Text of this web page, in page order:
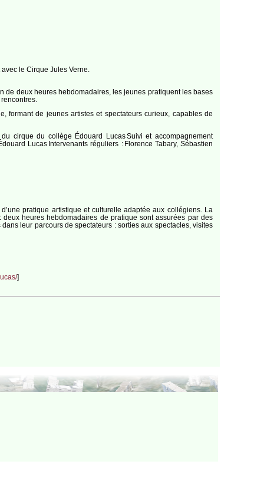
le Cirque Jules Verne.
de deux heures hebdomadaires, les jeunes pratiquent les bases
formant de jeunes artistes et spectateurs curieux, capables de
cirque du collège Édouard Lucas Suivi et accompagnement
Lucas Intervenants réguliers : Florence Tabary, Sébastien
pratique artistique et culturelle adaptée aux collégiens. La
heures hebdomadaires de pratique sont assurées par des
leur parcours de spectateurs : sorties aux spectacles, visites
]